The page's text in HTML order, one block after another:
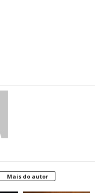
Mais do autor